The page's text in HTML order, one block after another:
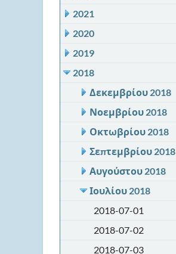
2021
2020
2019
2018
Δεκεμβρίου 2018
Νοεμβρίου 2018
Οκτωβρίου 2018
Σεπτεμβρίου 2018
Αυγούστου 2018
Ιουλίου 2018
2018-07-01
2018-07-02
2018-07-03